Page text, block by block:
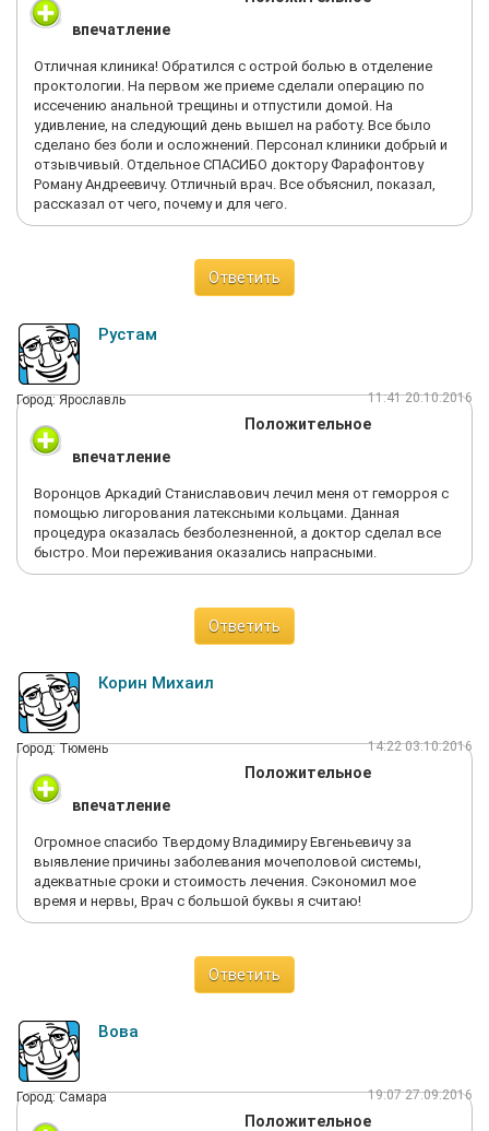
впечатление
Отличная клиника! Обратился с острой болью в отделение
проктологии. На первом же приеме сделали операцию по
иссечению анальной трещины и отпустили домой. На
удивление, на следующий день вышел на работу. Все было
сделано без боли и осложнений. Персонал клиники добрый и
отзывчивый. Отдельное СПАСИБО доктору Фарафонтову
Роману Андреевичу. Отличный врач. Все объяснил, показал,
рассказал от чего, почему и для чего.
Ответить
Рустам
Город: Ярославль 11:41 20.10.2016
Положительное
впечатление
Воронцов Аркадий Станиславович лечил меня от геморроя с
помощью лигорования латексными кольцами. Данная
процедура оказалась безболезненной, а доктор сделал все
быстро. Мои переживания оказались напрасными.
Ответить
Корин Михаил
Город: Тюмень 14:22 03.10.2016
Положительное
впечатление
Огромное спасибо Твердому Владимиру Евгеньевичу за
выявление причины заболевания мочеполовой системы,
адекватные сроки и стоимость лечения. Сэкономил мое
время и нервы, Врач с большой буквы я считаю!
Ответить
Вова
Город: Самара 19:07 27.09.2016
Положительное